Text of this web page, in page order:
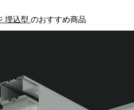
埋込型のおすすめ商品